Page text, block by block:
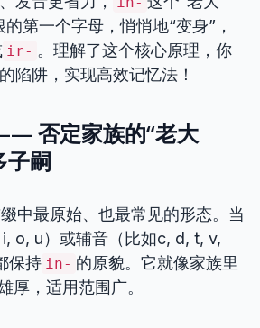
第一个字母，悄悄地“变身”，
ir- 。理解了这个核心原理，你
陷阱，实现高效记忆法！
否定家族的“老大
子嗣
中最原始、也最常见的形态。当
o, u）或辅音（比如c, d, t, v,
保持 in- 的原貌。它就像家族里
厚，适用范围广。